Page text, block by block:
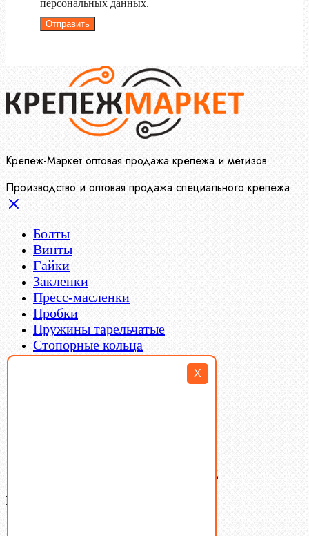
X
персональных данных.
Отправить
Крепеж-Маркет оптовая продажа крепежа и метизов
Производство и оптовая продажа специального крепежа
Болты
Винты
Гайки
Заклепки
Пресс-масленки
Пробки
Пружины тарельчатые
Стопорные кольца
Такелаж
Латунный и бронзовый крепеж
Ваша корзина